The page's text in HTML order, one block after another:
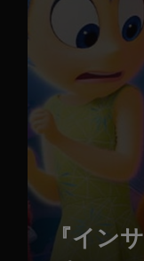
『イン